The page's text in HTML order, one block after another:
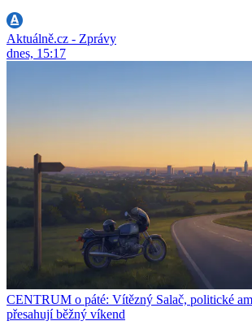
Aktuálně.cz - Zprávy
dnes, 15:17
CENTRUM o páté: Vítězný Salač, politické
přesahují běžný víkend